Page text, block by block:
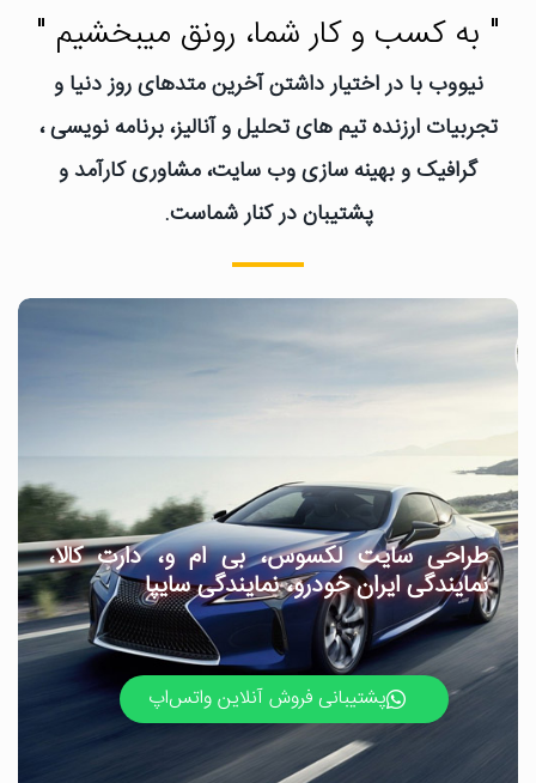
" به کسب و کار شما، رونق میبخشیم "
نیووب با در اختیار داشتن آخرین متدهای روز دنیا و
تجربیات ارزنده تیم های تحلیل و آنالیز، برنامه نویسی ،
گرافیک و بهینه سازی وب سایت، مشاوری کارآمد و
پشتیبان در کنار شماست.
طراحی سایت لکسوس، بی ام و، دارت کالا،
نمایندگی ایران خودرو، نمایندگی سایپا
پشتیبانی فروش آنلاین واتس‌اپ